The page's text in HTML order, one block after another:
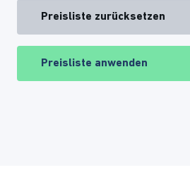
Preisliste zurücksetzen
Preisliste anwenden